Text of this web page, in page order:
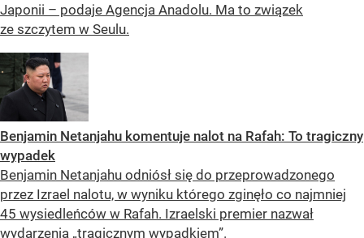
Japonii – podaje Agencja Anadolu. Ma to związek
ze szczytem w Seulu.
Benjamin Netanjahu komentuje nalot na Rafah: To tragiczny
wypadek
Benjamin Netanjahu odniósł się do przeprowadzonego
przez Izrael nalotu, w wyniku którego zginęło co najmniej
45 wysiedleńców w Rafah. Izraelski premier nazwał
wydarzenia „tragicznym wypadkiem”.